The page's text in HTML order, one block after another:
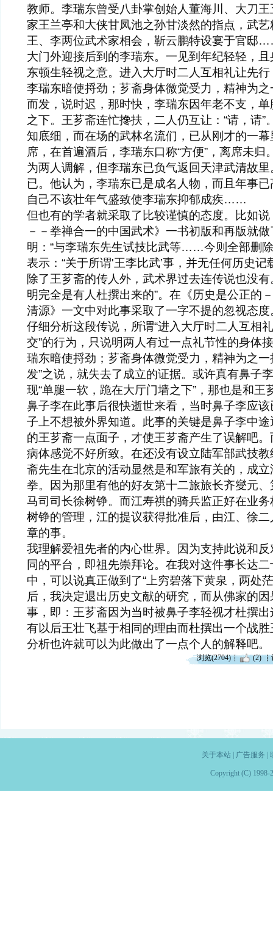
教师。李瑞东曾受八卦掌创始人董海川、大刀
家王兰亭和大侠甘凤池之孙甘淡然的指点，武
王、李两位武术家相会，靳云鹏特设宴于官邸
大门外迎接后到的李瑞东。一见到年纪轻轻，
东顿生轻视之意。进入大厅时二人互相礼让先
李瑞东暗使捋劲；芗斋身体微觉受力，精神为
而发，说时迟，那时快，李瑞东因年老不支，
之下。王芗斋连忙搀扶，二人仍互让：“请，请”
知底细，而在场的武林名流们，已从刚才的一
席，在首遍酒后，李瑞东口称“方便”，离席未归
为两人调解，但李瑞东已负气返回天津武清故
已。他认为，李瑞东已是成名人物，而且年事
自己不该壮年气盛致使李瑞东抑郁成疾……
但也有的学者就采取了比较谨慎的态度。比如
－－拳禅合一的中国武术》一书初版和再版就
明：“与李瑞东先生试技比武等……今则全部删
表示：“关于所谓'王李比武’事，并无任何历史
除了王芗斋的传人外，武术界过去连传说也没
明完全是有人杜撰出来的”。在《历史是公正的
清源》一文中对此事采取了一字不提的忽视态
仔细分析这段传说，所谓“进入大厅时二人互相
交”的行为，只说明两人有过一点礼节性的身体
瑞东暗使捋劲；芗斋身体微觉受力，精神为之
发”之说，就失去了成立的证据。或许真有鼻子
现“单腿一软，跪在大厅门墙之下”，那也是和王
鼻子李在此事后很快逝世来看，当时鼻子李应
子上不想被外界知道。此事的关键是鼻子李中
的王芗斋一点面子，才使王芗斋产生了误解吧
病体感觉不好所致。在还没有设立陆军部武技
斋先生在北京的活动显然是和军旅有关的，成
拳。因为那里有他的好友第十二旅旅长齐燮元
马司司长徐树铮。而江寿祺的骑兵监正好在业
树铮的管理，江的提议获得批准后，由江、徐
章的事。
我理解爱祖先者的内心世界。因为支持此说和
同的平台，即祖先崇拜论。在我对这件事长达
中，可以说真正做到了“上穷碧落下黄泉，两处
后，我决定退出历史文献的研究，而从佛家的
事，即：王芗斋因为当时被鼻子李轻视才杜撰
有以后王壮飞基于相同的理由而杜撰出一个战
分析也许就可以为此做出了一点个人的解释吧。
浏览(2704) (2)
关于本站| 广告服务
Copyright (C) 1998-